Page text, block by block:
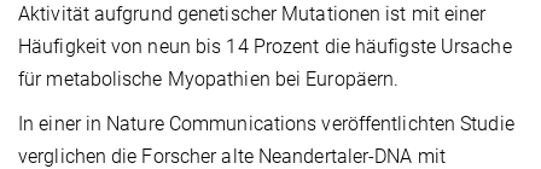
Aktivität aufgrund genetischer Mutationen ist mit einer
Häufigkeit von neun bis 14 Prozent die häufigste Ursache
für metabolische Myopathien bei Europäern.
In einer in Nature Communications veröffentlichten Studie
verglichen die Forscher alte Neandertaler-DNA mit